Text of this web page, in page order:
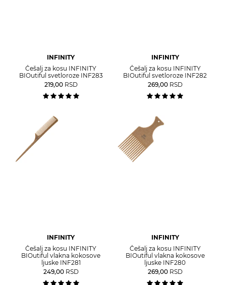
INFINITY
Češalj za kosu INFINITY
BIOutiful svetloroze INF283
219,00 RSD
INFINITY
Češalj za kosu INFINITY
BIOutiful svetloroze INF282
269,00 RSD
INFINITY
Češalj za kosu INFINITY
BIOutiful vlakna kokosove
ljuske INF281
249,00 RSD
INFINITY
Češalj za kosu INFINITY
BIOutiful vlakna kokosove
ljuske INF280
269,00 RSD